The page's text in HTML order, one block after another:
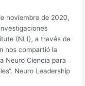
noviembre de 2020,
(NLI), a través de
nos compartió la
Neuro Ciencia para
Neuro Leadership